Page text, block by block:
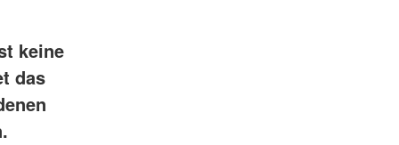
keine
das